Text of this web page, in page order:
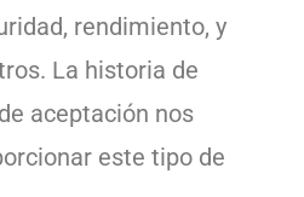
rendimiento, y
La historia de
aceptación nos
este tipo de